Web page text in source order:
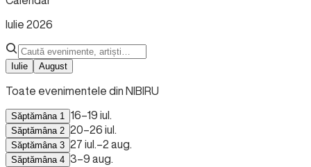
Iulie 2026
Iulie August
Toate evenimentele din NIBIRU
Săptămâna 1 16–19 iul.
Săptămâna 2 20–26 iul.
Săptămâna 3 27 iul.–2 aug.
Săptămâna 4 3–9 aug.